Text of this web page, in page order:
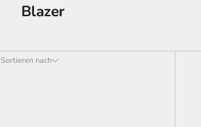
Blazer
Sortieren nach